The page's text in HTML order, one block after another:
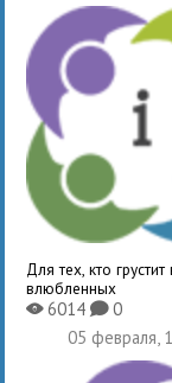
Для тех, кто
влюбленных
X6014K0
05 февраля,